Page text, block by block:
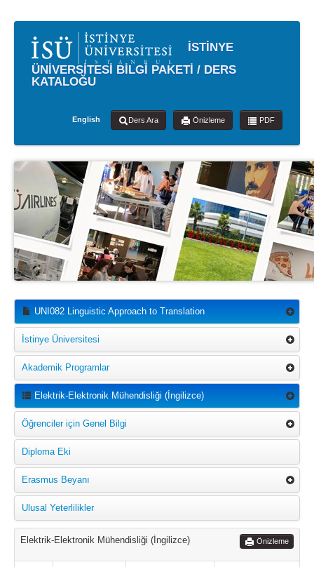
İSTİNYE
ÜNİVERSİTESİ BİLGİ PAKETİ / DERS
KATALOĞU
English Ders Ara Önizleme PDF
UNI082 Linguistic Approach to Translation
İstinye Üniversitesi
Akademik Programlar
Elektrik-Elektronik Mühendisliği (İngilizce)
Öğrenciler için Genel Bilgi
Diploma Eki
Erasmus Beyanı
Ulusal Yeterlilikler
Elektrik-Elektronik Mühendisliği (İngilizce) Önizleme